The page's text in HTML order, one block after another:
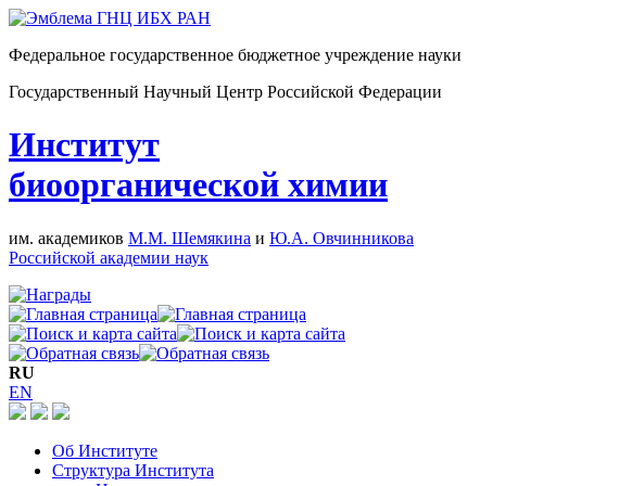
Федеральное государственное бюджетное учреждение науки
Государственный Научный Центр Российской Федерации
Институт
биоорганической химии
им. академиков М.М. Шемякина и Ю.А. Овчинникова
Российской академии наук
RU
EN
Об Институте
Структура Института